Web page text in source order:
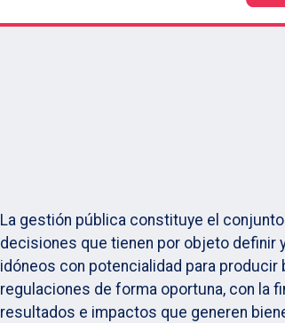
La gestión pública constituye el
decisiones que tienen por objeto definir
idóneos con potencialidad para producir
regulaciones de forma oportuna, con la
resultados e impactos que generen